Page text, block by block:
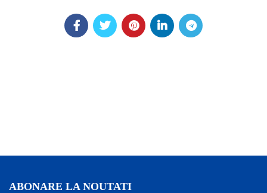
ABONARE LA NOUTATI